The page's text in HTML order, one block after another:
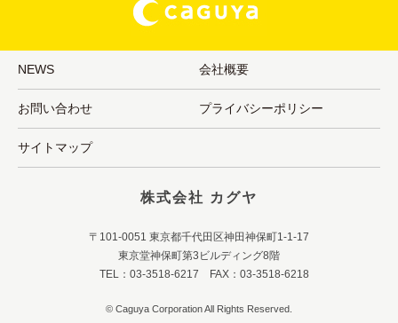
NEWS 会社概要
お問い合わせ プライバシーポリシー
サイトマップ
株式会社 カグヤ
〒101-0051 東京都千代田区神田神保町1-1-17
東京堂神保町第3ビルディング8階
TEL：03-3518-6217 FAX：03-3518-6218
© Caguya Corporation All Rights Reserved.